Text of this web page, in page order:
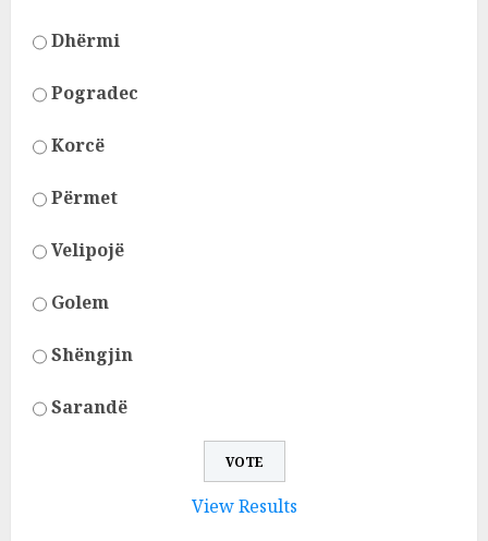
Dhërmi
Pogradec
Korcë
Përmet
Velipojë
Golem
Shëngjin
Sarandë
View Results